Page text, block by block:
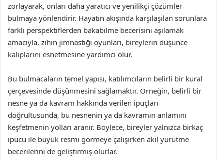
zorlayarak, onları daha yaratıcı ve yenilikçi çözümler
bulmaya yönlendirir. Hayatın akışında karşılaşılan sorunlara
farklı perspektiflerden bakabilme becerisini aşılamak
amacıyla, zihin jimnastiği oyunları, bireylerin düşünce
kalıplarını esnetmesine yardımcı olur.
Bu bulmacaların temel yapısı, katılımcıların belirli bir kural
çerçevesinde düşünmesini sağlamaktır. Örneğin, belirli bir
nesne ya da kavram hakkında verilen ipuçları
doğrultusunda, bu nesnenin ya da kavramın anlamını
keşfetmenin yolları aranır. Böylece, bireyler yalnızca birkaç
ipucu ile büyük resmi görmeye çalışırken akıl yürütme
becerilerini de geliştirmiş olurlar.